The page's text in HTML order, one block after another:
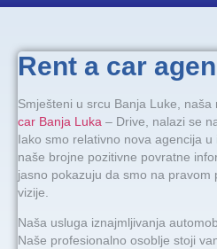
Rent a car
Smješteni u srcu Banja Luke, naša
car Banja Luka – Drive, nalazi se
Iako smo relativno nova agencija u
naše brojne pozitivne povratne
jasno pokazuju da smo na pravom
vizije.
Naša usluga iznajmljivanja
Naše profesionalno osoblje stoji